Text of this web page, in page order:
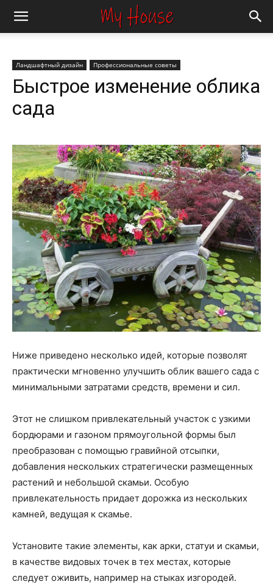
Ландшафтный дизайн Профессиональные советы
Быстрое изменение облика
сада
Ниже приведено несколько идей, которые позволят
практически мгновенно улучшить облик вашего сада с
минимальными затратами средств, времени и сил.
Этот не слишком привлекательный участок с узкими
бордюрами и газоном прямоугольной формы был
преобразован с помощью гравийной отсыпки,
добавления нескольких стратегически размещенных
растений и небольшой скамьи. Особую
привлекательность придает дорожка из нескольких
камней, ведущая к скамье.
Установите такие элементы, как арки, статуи и скамьи,
в качестве видовых точек в тех местах, которые
следует оживить, например на стыках изгородей.